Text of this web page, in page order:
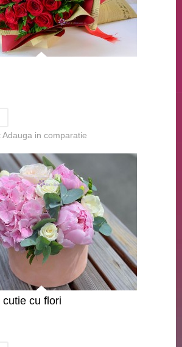
Adauga in comparatie
cu flori